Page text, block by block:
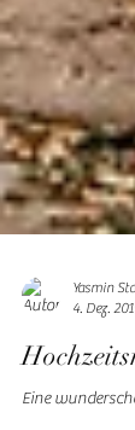
Yasmin
4. Dez. 2019